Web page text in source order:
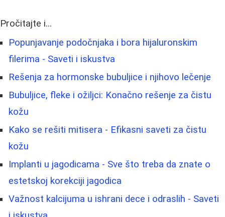
Pročitajte i...
Popunjavanje podočnjaka i bora hijaluronskim
filerima - Saveti i iskustva
Rešenja za hormonske bubuljice i njihovo lečenje
Bubuljice, fleke i ožiljci: Konačno rešenje za čistu
kožu
Kako se rešiti mitisera - Efikasni saveti za čistu
kožu
Implanti u jagodicama - Sve što treba da znate o
estetskoj korekciji jagodica
Važnost kalcijuma u ishrani dece i odraslih - Saveti